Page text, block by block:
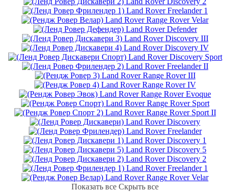
Land Rover Freelander 1
Land Rover Range Rover Velar
Land Rover Defender
Land Rover Discovery III
Land Rover Discovery IV
Land Rover Discovery Sport
Land Rover Freelander II
Land Rover Range Rover III
Land Rover Range Rover IV
Land Rover Range Rover Evoque
Land Rover Range Rover Sport
Land Rover Range Rover Sport II
Land Rover Discovery
Land Rover Freelander
Land Rover Discovery 1
Land Rover Discovery 5
Land Rover Discovery 2
Land Rover Freelander 1
Land Rover Range Rover Velar
Показать все Скрыть все